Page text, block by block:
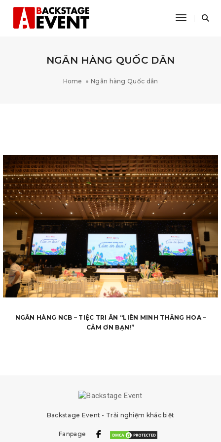
Toggle
NGÂN HÀNG QUỐC DÂN
Home Ngân hàng Quốc dân
NGÂN HÀNG NCB – TIỆC TRI ÂN “LIÊN MINH THĂNG HOA –
CẢM ƠN BẠN!”
Backstage Event - Trải nghiệm khác biệt
Fanpage